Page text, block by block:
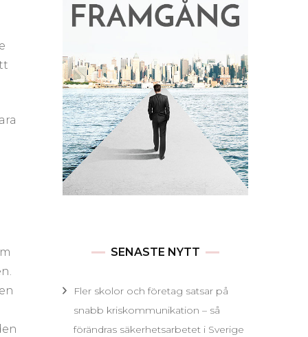
SENASTE NYTT
Fler skolor och företag satsar på
snabb kriskommunikation – så
förändras säkerhetsarbetet i Sverige